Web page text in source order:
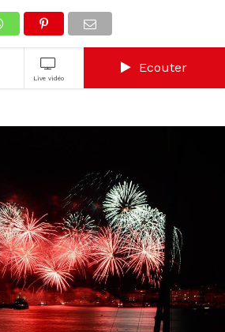
Live vidéo
Ecouter